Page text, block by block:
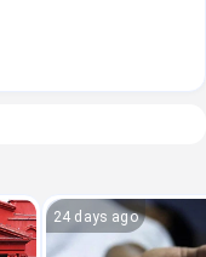
24 days ago